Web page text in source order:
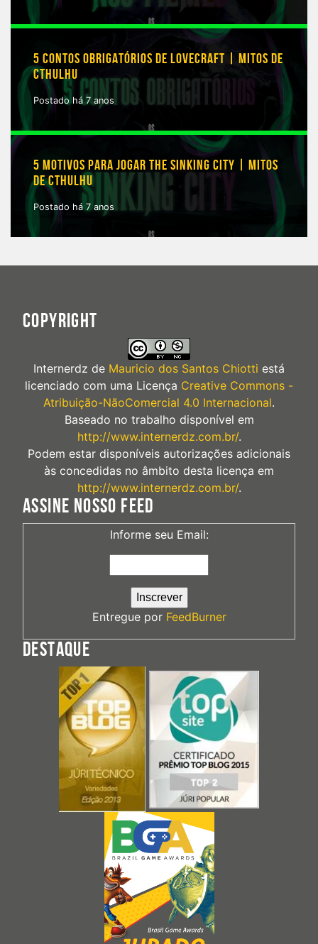
5 CONTOS OBRIGATÓRIOS DE LOVECRAFT | MITOS DE
CTHULHU
Postado há 7 anos
5 MOTIVOS PARA JOGAR THE SINKING CITY | MITOS
DE CTHULHU
Postado há 7 anos
COPYRIGHT
Internerdz de Mauricio dos Santos Chiotti está
licenciado com uma Licença Creative Commons -
Atribuição-NãoComercial 4.0 Internacional.
Baseado no trabalho disponível em
http://www.internerdz.com.br/.
Podem estar disponíveis autorizações adicionais
às concedidas no âmbito desta licença em
http://www.internerdz.com.br/.
ASSINE NOSSO FEED
Informe seu Email:
Entregue por FeedBurner
DESTAQUE